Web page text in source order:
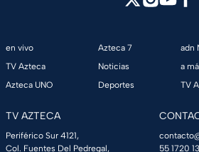
en vivo
TV Azteca
Azteca UNO
Azteca 7
Noticias
Deportes
adn
a
TV
TV AZTECA
Periférico Sur 4121,
Col. Fuentes Del Pedregal,
55 1720